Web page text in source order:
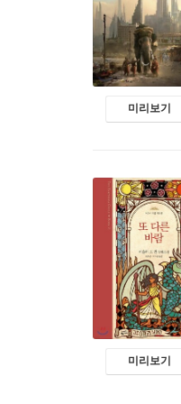
미리보기
미리보기